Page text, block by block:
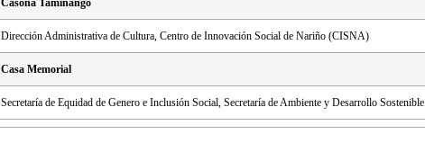
Dirección Administrativa de Cultura, Centro de Innovación Social de Nariño (CISNA)
Casa Memorial
Secretaría de Equidad de Genero e Inclusión Social, Secretaría de Ambiente y Desarrollo Sostenible